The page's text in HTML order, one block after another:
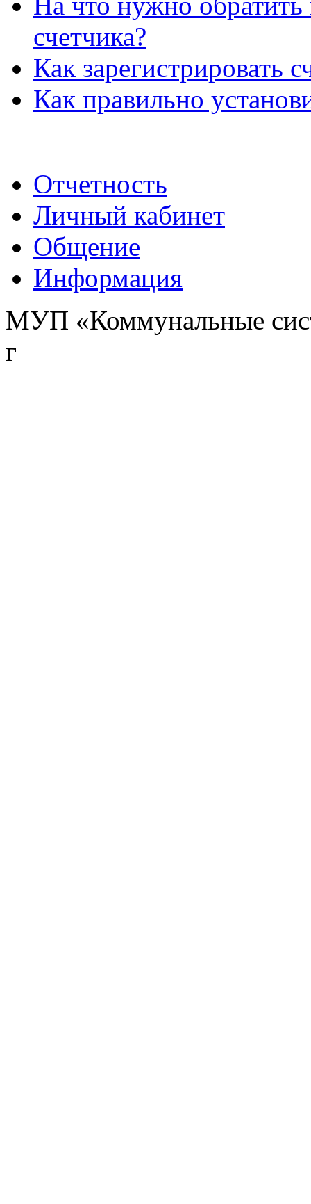
счетчика?
Как зарегистрировать
Как правильно
Отчетность
Личный кабинет
Общение
Информация
МУП «Коммунальные
г